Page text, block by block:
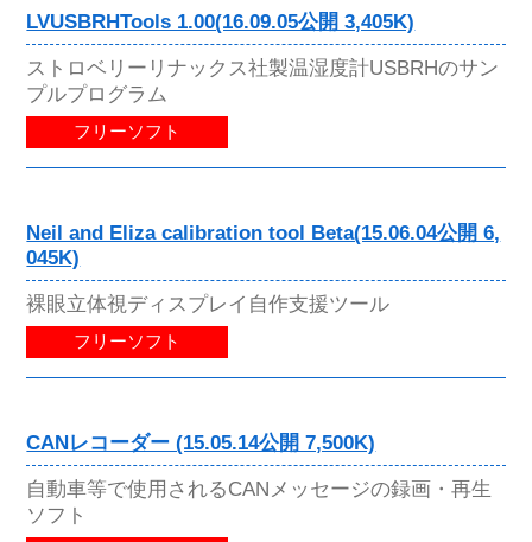
LVUSBRHTools 1.00(16.09.05公開 3,405K)
ストロベリーリナックス社製温湿度計USBRHのサン
プルプログラム
フリーソフト
Neil and Eliza calibration tool Beta(15.06.04公開 6,
045K)
裸眼立体視ディスプレイ自作支援ツール
フリーソフト
CANレコーダー (15.05.14公開 7,500K)
自動車等で使用されるCANメッセージの録画・再生
ソフト